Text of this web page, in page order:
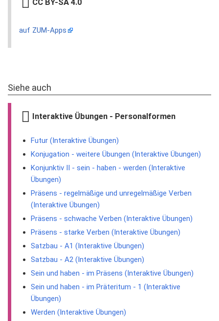
CC BY-SA 4.0
auf ZUM-Apps
Siehe auch
Interaktive Übungen - Personalformen
Futur (Interaktive Übungen)
Konjugation - weitere Übungen (Interaktive Übungen)
Konjunktiv II - sein - haben - werden (Interaktive
Übungen)
Präsens - regelmäßige und unregelmäßige Verben
(Interaktive Übungen)
Präsens - schwache Verben (Interaktive Übungen)
Präsens - starke Verben (Interaktive Übungen)
Satzbau - A1 (Interaktive Übungen)
Satzbau - A2 (Interaktive Übungen)
Sein und haben - im Präsens (Interaktive Übungen)
Sein und haben - im Präteritum - 1 (Interaktive
Übungen)
Werden (Interaktive Übungen)